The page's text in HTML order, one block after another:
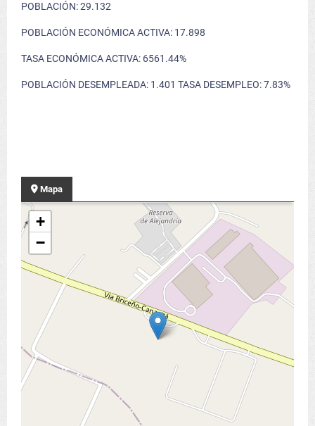
POBLACIÓN: 29.132
POBLACIÓN ECONÓMICA ACTIVA: 17.898
TASA ECONÓMICA ACTIVA: 6561.44%
POBLACIÓN DESEMPLEADA: 1.401 TASA DESEMPLEO: 7.83%
Mapa
+
−